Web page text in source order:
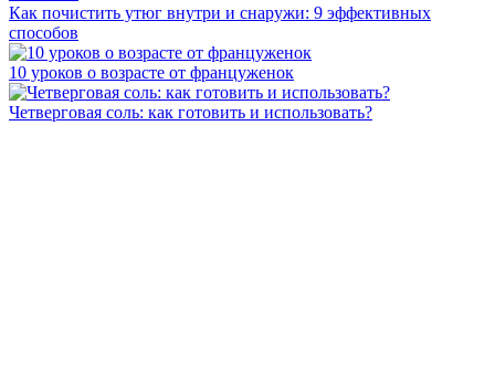
Как почистить утюг внутри и снаружи: 9 эффективных
способов
10 уроков о возрасте от француженок
Четверговая соль: как готовить и использовать?